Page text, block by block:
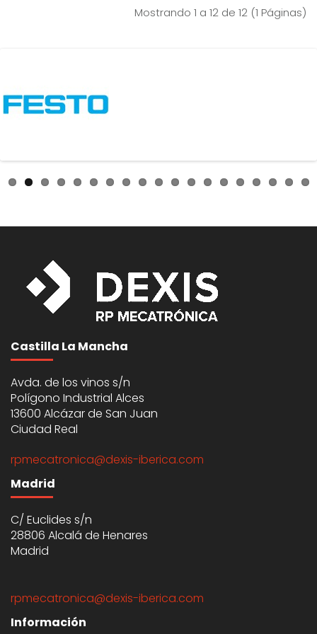
Mostrando 1 a 12 de 12 (1 Páginas)
Castilla La Mancha
Avda. de los vinos s/n
Polígono Industrial Alces
13600 Alcázar de San Juan
Ciudad Real
rpmecatronica@dexis-iberica.com
Madrid
C/ Euclides s/n
28806 Alcalá de Henares
Madrid
rpmecatronica@dexis-iberica.com
Información